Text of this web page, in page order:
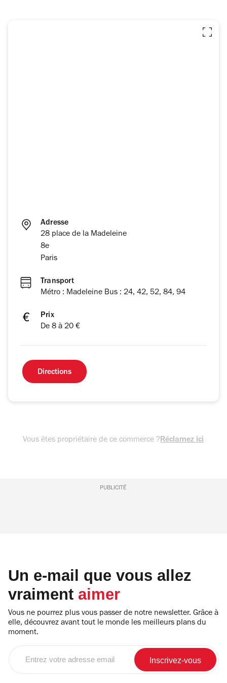
Adresse
28 place de la Madeleine
8e
Paris
Transport
Métro : Madeleine Bus : 24, 42, 52, 84, 94
Prix
De 8 à 20 €
Directions
Vous êtes propriétaire de ce commerce ?Réclamez ici
PUBLICITÉ
Un e-mail que vous allez
vraiment aimer
Vous ne pourrez plus vous passer de notre newsletter. Grâce à
elle, découvrez avant tout le monde les meilleurs plans du
moment.